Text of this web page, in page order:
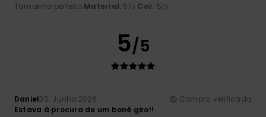
Tamanho perfeito Material: 5 /5 Cor: 5/5
5/5
Daniel30. Junho 2026
Compra verificada
Estava à procura de um boné giro!!